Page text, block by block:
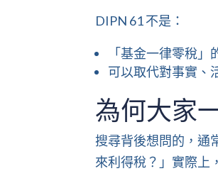
DIPN 61 不是：
「基金一律零稅」
可以取代對事實、
為何大家
搜尋背後想問的，通
來利得稅？」實際上